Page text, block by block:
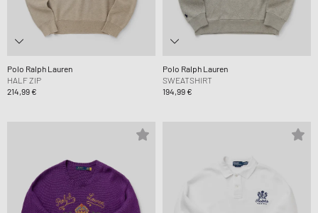
Polo Ralph Lauren
HALF ZIP
214,99 €
Polo Ralph Lauren
SWEATSHIRT
194,99 €